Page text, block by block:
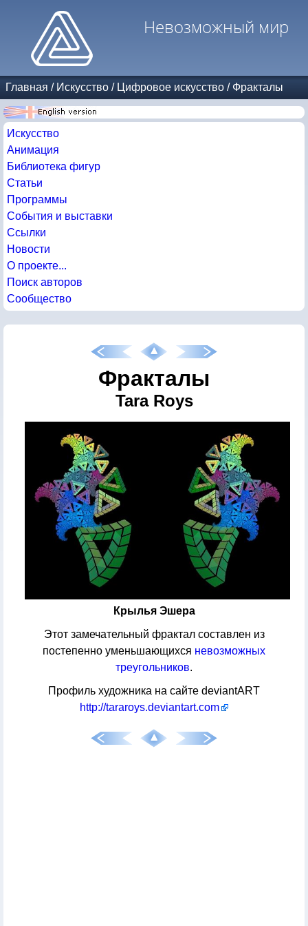
Невозможный мир
Главная / Искусство / Цифровое искусство / Фракталы
Искусство
Анимация
Библиотека фигур
Статьи
Программы
События и выставки
Ссылки
Новости
О проекте...
Поиск авторов
Сообщество
Фракталы
Tara Roys
Крылья Эшера
Этот замечательный фрактал составлен из
постепенно уменьшающихся невозможных
треугольников.
Профиль художника на сайте deviantART
http://tararoys.deviantart.com